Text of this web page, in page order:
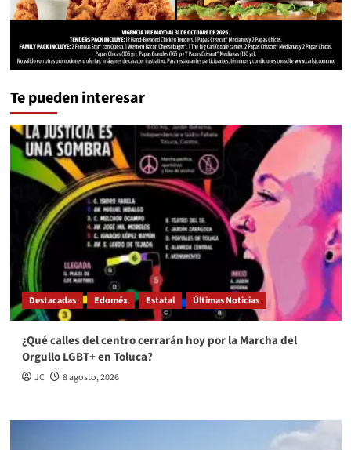
Te pueden interesar
Destacadas Edoméx Estatal Últimas Noticias
¿Qué calles del centro cerrarán hoy por la Marcha del
Orgullo LGBT+ en Toluca?
JC 8 agosto, 2026